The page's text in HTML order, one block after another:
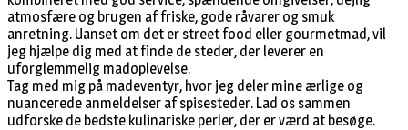
atmosfære og brugen af friske, gode råvarer og smuk
anretning. Uanset om det er street food eller gourmetmad, vil
jeg hjælpe dig med at finde de steder, der leverer en
uforglemmelig madoplevelse.
Tag med mig på madeventyr, hvor jeg deler mine ærlige og
nuancerede anmeldelser af spisesteder. Lad os sammen
udforske de bedste kulinariske perler, der er værd at besøge.